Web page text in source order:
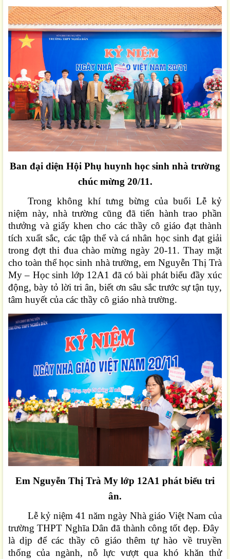
Ban đại diện Hội Phụ huynh học sinh nhà trường
chúc mừng 20/11.
Trong không khí tưng bừng của buổi Lễ kỷ
niệm này, nhà trường cũng đã tiến hành trao phần
thưởng và giấy khen cho các thầy cô giáo đạt thành
tích xuất sắc, các tập thể và cá nhân học sinh đạt giải
trong đợt thi đua chào mừng ngày 20-11. Thay mặt
cho toàn thể học sinh nhà trường, em Nguyễn Thị Trà
My – Học sinh lớp 12A1 đã có bài phát biểu đầy xúc
động, bày tỏ lời tri ân, biết ơn sâu sắc trước sự tận tụy,
tâm huyết của các thầy cô giáo nhà trường.
Em Nguyễn Thị Trà My lớp 12A1 phát biểu tri
ân.
Lễ kỷ niệm 41 năm ngày Nhà giáo Việt Nam của
trường THPT Nghĩa Dân đã thành công tốt đẹp. Đây
là dịp để các thầy cô giáo thêm tự hào về truyền
thống của ngành, nỗ lực vượt qua khó khăn thử